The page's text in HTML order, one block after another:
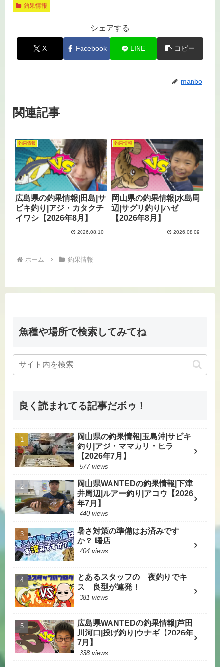
釣果情報
シェアする
X Facebook LINE コピー
manbo
関連記事
釣果情報
広島県の釣果情報|田島|サ
ビキ釣り|アジ・カタクチ
イワシ【2026年8月】
2026.08.10
釣果情報
岡山県の釣果情報|水島周
辺|サグリ釣り|ハゼ
【2026年8月】
2026.08.09
ホーム 釣果情報
魚種や場所で検索してみてね
良く読まれてる記事だボゥ！
岡山県の釣果情報|玉島沖|サビキ
釣り|アジ・ママカリ・ヒラ
【2026年7月】
577 views
岡山県WANTEDの釣果情報|下津
井周辺|ルアー釣り|アコウ【2026
年7月】
440 views
暑さ対策の準備はお済みです
か？ 曙店
404 views
とあるスタッフの 夜釣りでキ
ス 良型が連発！
381 views
広島県WANTEDの釣果情報|芦田
川河口|投げ釣り|ウナギ【2026年
7月】
338 views